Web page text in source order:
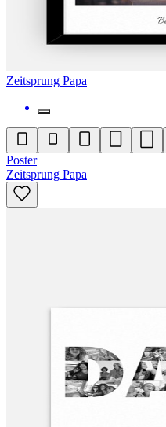
Zeitsprung Papa
Poster
Zeitsprung Papa